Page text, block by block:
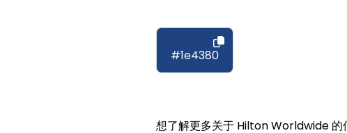
#1e4380
想了解更多关于 Hilton Worldwide 的